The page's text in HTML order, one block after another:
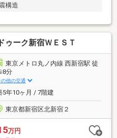
構造
ゥーク新宿ＷＥＳＴ
東京メトロ丸ノ内線 西新宿駅 徒
8分
の他の交通
5年10ヶ月 / 7階建
東京都新宿区北新宿２
万円